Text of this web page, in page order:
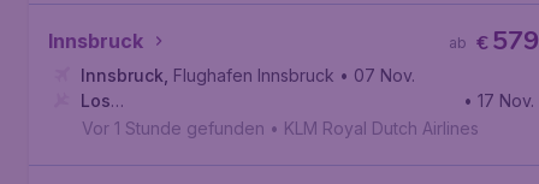
Innsbruck €579
ab
Innsbruck Flughafen Innsbruck • 07 Nov.
Los
Angeles, Internationaler Flughafen Los Angeles
• 17 Nov.
Vor 1 Stunde gefunden • KLM Royal Dutch Airlines